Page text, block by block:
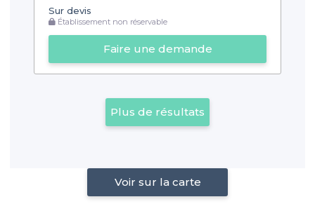
Sur devis
Établissement non réservable
Faire une demande
Plus de résultats
Voir sur la carte